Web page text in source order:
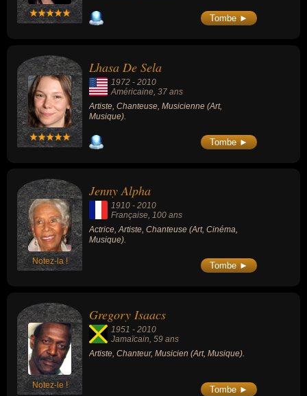
Tombe ►
Lhasa De Sela
1972 - 2010
Américaine, 37 ans
Artiste, Chanteuse, Musicienne (Art,
Musique).
Tombe ►
Notez-la !
Jenny Alpha
1910 - 2010
Française, 100 ans
Actrice, Artiste, Chanteuse (Art, Cinéma,
Musique).
Tombe ►
Notez-le !
Gregory Isaacs
1951 - 2010
Jamaïcain, 59 ans
Artiste, Chanteur, Musicien (Art, Musique).
Tombe ►